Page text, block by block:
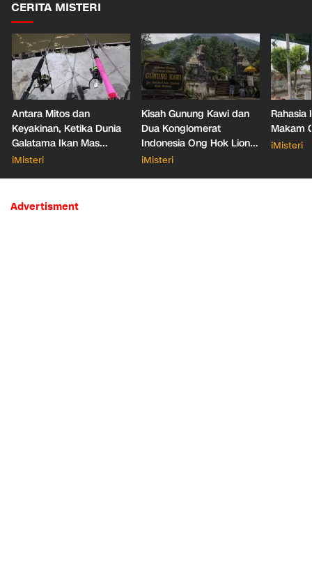
CERITA MISTERI
Antara Mitos dan
Keyakinan, Ketika Dunia
Galatama Ikan Mas
Bersentuhan dengan Hal
iMisteri
Kisah Gunung Kawi dan
Dua Konglomerat
Indonesia Ong Hok Liong
hingga Liem Sioe Liong
iMisteri
Rahasia
Makam
iMisteri
Advertisment